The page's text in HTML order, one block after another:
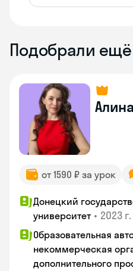
Подобрали
Алина
от 1590 ₽ за урок
Донецкий
университет • 2023 г.
Образовательная
некоммерческая
дополнительного